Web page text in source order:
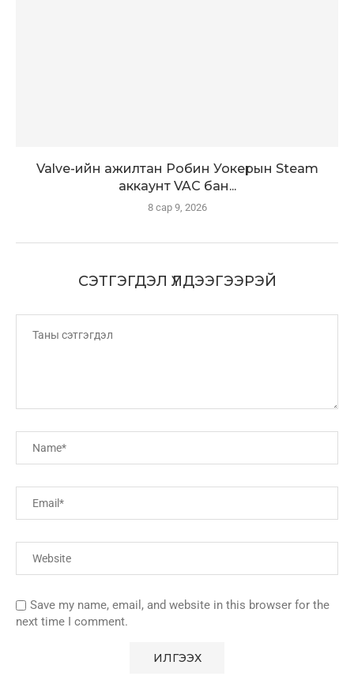
Valve-ийн ажилтан Робин Уокерын Steam
аккаунт VAC бан...
8 сар 9, 2026
СЭТГЭГДЭЛ ҮЛДЭЭГЭЭРЭЙ
Save my name, email, and website in this browser for the
next time I comment.